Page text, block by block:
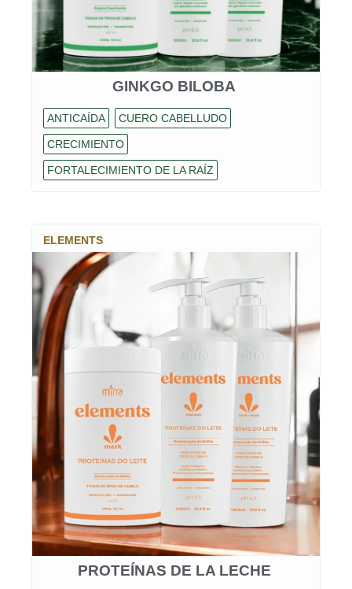
GINKGO BILOBA
ANTICAÍDA CUERO CABELLUDO
CRECIMIENTO
FORTALECIMIENTO DE LA RAÍZ
ELEMENTS
PROTEÍNAS DE LA LECHE